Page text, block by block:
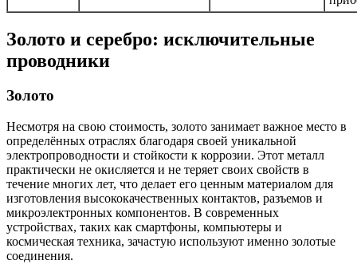
Золото и серебро: исключительные
проводники
Золото
Несмотря на свою стоимость, золото занимает важное место в
определённых отраслях благодаря своей уникальной
электропроводности и стойкости к коррозии. Этот металл
практически не окисляется и не теряет своих свойств в
течение многих лет, что делает его ценным материалом для
изготовления высококачественных контактов, разъемов и
микроэлектронных компонентов. В современных
устройствах, таких как смартфоны, компьютеры и
космическая техника, зачастую используют именно золотые
соединения.